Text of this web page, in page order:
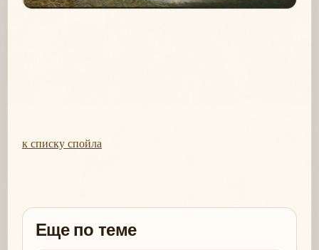
к списку спойла
Еще по теме